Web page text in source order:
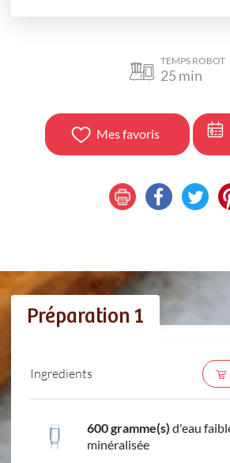
TEMPS ROBOT
25 min
Mes favoris
Préparation 1
Ingredients
600 gramme(s) d'eau
minéralisée